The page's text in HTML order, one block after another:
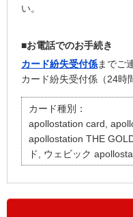
い。
■お電話でのお手続き
カード紛失受付係までご
カード紛失受付係（24時
カード種別：
apollostation card,
apollostation THE
ド, ウェビック